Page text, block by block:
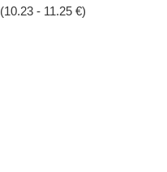
(10.23 - 11.25 €)